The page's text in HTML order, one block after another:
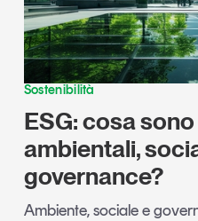
Sostenibilità
ESG: cosa
ambientali,
governance?
Ambiente, sociale e